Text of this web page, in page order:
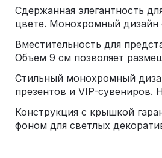
Сдержанная элегантность
цвете. Монохромный дизайн
Вместительность для
Объем 9 см позволяет
Стильный монохромный
презентов и VIP-сувениров.
Конструкция с крышкой
фоном для светлых